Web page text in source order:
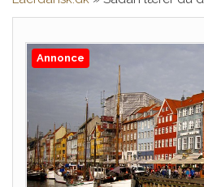
Annonce